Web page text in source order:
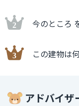
今のところ
この建物は
アドバイザ